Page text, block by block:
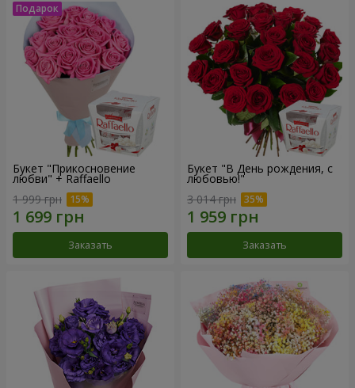
Букет "Прикосновение
любви" + Raffaello
1 999 грн
Заказать
Букет "В День рождения, с
любовью!"
3 014 грн
Заказать